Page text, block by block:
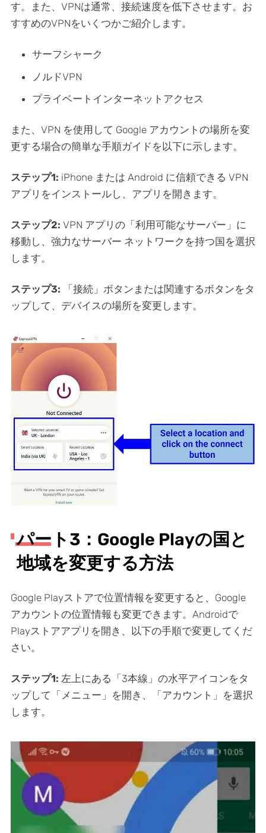
す。また、VPNは通常、接続速度を低下させます。お
すすめのVPNをいくつかご紹介します。
サーフシャーク
ノルドVPN
プライベートインターネットアクセス
また、VPN を使用して Google アカウントの場所を変
更する場合の簡単な手順ガイドを以下に示します。
ステップ1: iPhone または Android に信頼できる VPN
アプリをインストールし、アプリを開きます。
ステップ2: VPN アプリの「利用可能なサーバー」に
移動し、強力なサーバー ネットワークを持つ国を選択
します。
ステップ3:
「接続」ボタンまたは関連するボタンをタ
ップして、デバイスの場所を変更します。
パート3：Google Playの国と
地域を変更する方法
Google Playストアで位置情報を変更すると、Google
アカウントの位置情報も変更できます。Androidで
Playストアアプリを開き、以下の手順で変更してくだ
さい。
ステップ1: 左上にある「3本線」の水平アイコンをタ
ップして「メニュー」を開き、「アカウント」を選択
します。